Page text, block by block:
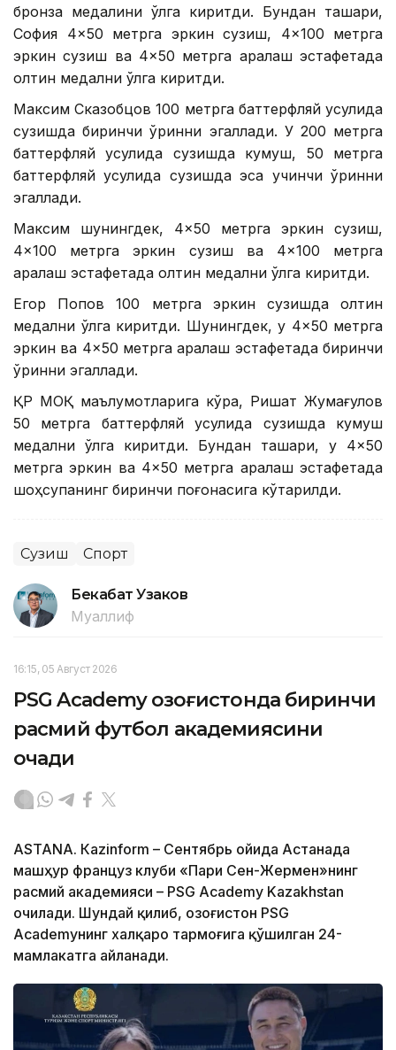
бронза медалини қўлга киритди. Бундан ташқари,
София 4×50 метрга эркин сузиш, 4×100 метрга
эркин сузиш ва 4×50 метрга аралаш эстафетада
олтин медални қўлга киритди.
Максим Сказобцов 100 метрга баттерфляй усулида
сузишда биринчи ўринни эгаллади. У 200 метрга
баттерфляй усулида сузишда кумуш, 50 метрга
баттерфляй усулида сузишда эса учинчи ўринни
эгаллади.
Максим шунингдек, 4×50 метрга эркин сузиш,
4×100 метрга эркин сузиш ва 4×100 метрга
аралаш эстафетада олтин медални қўлга киритди.
Егор Попов 100 метрга эркин сузишда олтин
медални қўлга киритди. Шунингдек, у 4×50 метрга
эркин ва 4×50 метрга аралаш эстафетада биринчи
ўринни эгаллади.
ҚР МОҚ маълумотларига кўра, Ришат Жумағулов
50 метрга баттерфляй усулида сузишда кумуш
медални қўлга киритди. Бундан ташқари, у 4×50
метрга эркин ва 4×50 метрга аралаш эстафетада
шоҳсупанинг биринчи поғонасига кўтарилди.
Сузиш Спорт
Бекабат Узаков
Муаллиф
16:15, 05 Август 2026
PSG Academy Қозоғистонда биринчи
расмий футбол академиясини
очади
ASTANА. Кazinform – Сентябрь ойида Астанада
машҳур француз клуби «Пари Сен-Жермен»нинг
расмий академияси – PSG Academy Kazakhstan
очилади. Шундай қилиб, Қозоғистон PSG
Academyнинг халқаро тармоғига қўшилган 24-
мамлакатга айланади.